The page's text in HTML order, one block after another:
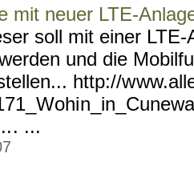
mit neuer LTE-
soll mit einer
und die
http://w
. ...